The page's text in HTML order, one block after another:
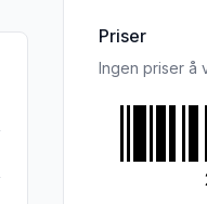
Priser
Ingen priser å